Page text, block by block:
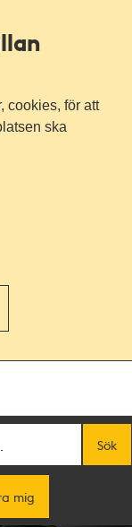
cookies, för att
ska
Sök
mig